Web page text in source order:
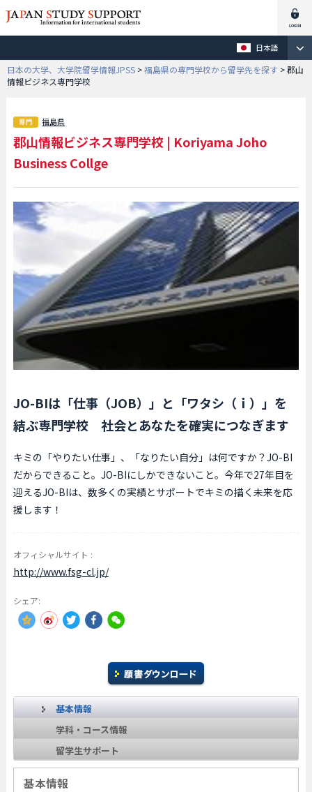
日本語
日本の大学、大学院留学情報JPSS >福島県の専門学校から留学先を探す >郡山
情報ビジネス専門学校
福島県
郡山情報ビジネス専門学校| Koriyama Joho
Business Collge
JO-BIは「仕事（JOB）」と「ワタシ（ｉ）」を
結ぶ専門学校 社会とあなたを確実につなぎます
キミの「やりたい仕事」、「なりたい自分」は何ですか？JO-BI
だからできること。JO-BIにしかできないこと。今年で27年目を
迎えるJO-BIは、数多くの実績とサポートでキミの描く未来を応
援します！
オフィシャルサイト :
http://www.fsg-cl.jp/
シェア:
基本情報
学科・コース情報
留学生サポート
基本情報